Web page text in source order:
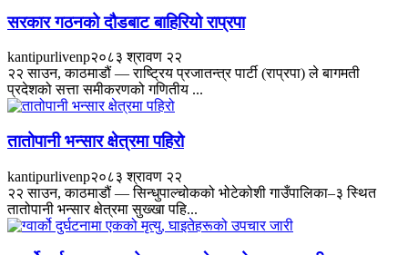
सरकार गठनको दौडबाट बाहिरियो राप्रपा
kantipurlivenp२०८३ श्रावण २२
२२ साउन, काठमाडौं — राष्ट्रिय प्रजातन्त्र पार्टी (राप्रपा) ले बागमती
प्रदेशको सत्ता समीकरणको गणितीय ...
तातोपानी भन्सार क्षेत्रमा पहिरो
kantipurlivenp२०८३ श्रावण २२
२२ साउन, काठमाडौं — सिन्धुपाल्चोकको भोटेकोशी गाउँपालिका–३ स्थित
तातोपानी भन्सार क्षेत्रमा सुख्खा पहि...